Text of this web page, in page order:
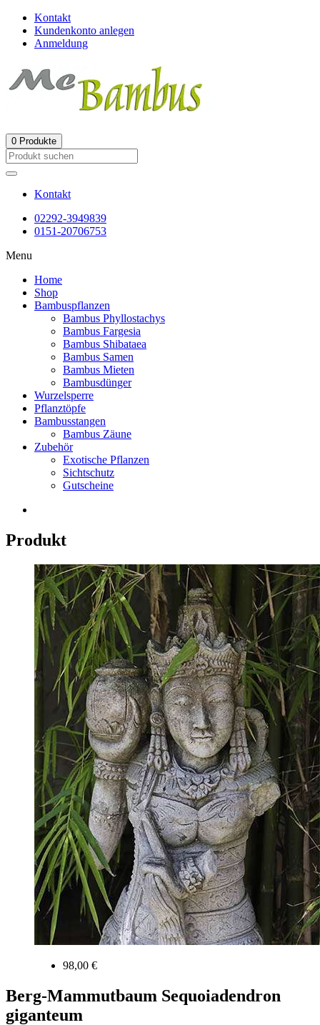
Kontakt
Kundenkonto anlegen
Anmeldung
0 Produkte
Kontakt
02292-3949839
0151-20706753
Menu
Home
Shop
Bambuspflanzen
Bambus Phyllostachys
Bambus Fargesia
Bambus Shibataea
Bambus Samen
Bambus Mieten
Bambusdünger
Wurzelsperre
Pflanztöpfe
Bambusstangen
Bambus Zäune
Zubehör
Exotische Pflanzen
Sichtschutz
Gutscheine
Produkt
98,00 €
Berg-Mammutbaum Sequoiadendron
giganteum